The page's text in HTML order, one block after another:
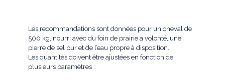
Les recommandations sont données pour un cheval de
500 kg, nourri avec du foin de prairie à volonté, une
pierre de sel pur et de l’eau propre à disposition.
Les quantités doivent être ajustées en fonction de
plusieurs paramètres :